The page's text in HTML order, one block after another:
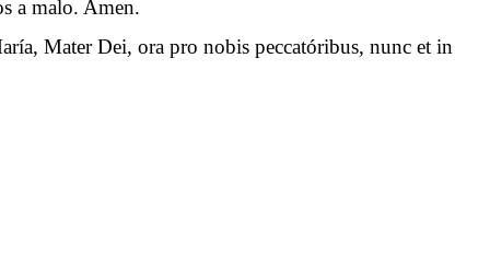
a malo. Amen.
Mater Dei, ora pro nobis peccatóribus, nunc et in